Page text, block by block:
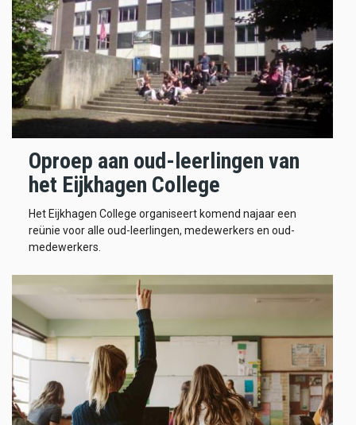
Oproep aan oud-leerlingen van
het Eijkhagen College
Het Eijkhagen College organiseert komend najaar een
reünie voor alle oud-leerlingen, medewerkers en oud-
medewerkers.